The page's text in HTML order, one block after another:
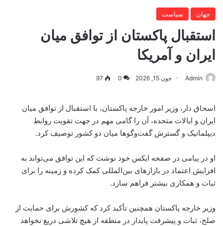
جهان سیاست
استقبال پاکستان از توافق میان
ایران و آمریکا
Admin جون 15, 2026 0
97
اسحاق دار، وزیر امور خارجه پاکستان، با استقبال از توافق میان
ایران و ایالات متحده، آن را گامی مهم در جهت تقویت روابط
دیپلماتیک و گسترش گفت‌وگوها میان دو کشور توصیف کرد.
او در پیامی در صفحه ایکس خود نوشت که این توافق می‌تواند به
افزایش اعتماد در بازارهای بین‌المللی کمک کرده و زمینه را برای
ثبات و همکاری بیشتر فراهم سازد.
وزیر خارجه پاکستان همچنین تأکید کرد که کشورش برای حمایت از
صلح، ثبات و پیشرفت پایدار در منطقه از هیچ تلاشی دریغ نخواهد